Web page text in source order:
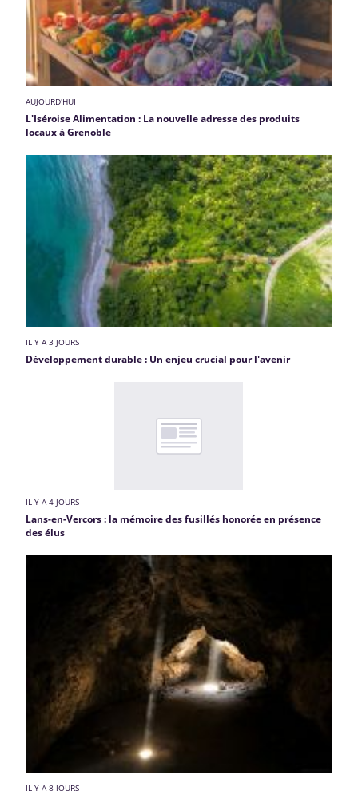
AUJOURD'HUI
L'Iséroise Alimentation : La nouvelle adresse des produits
locaux à Grenoble
IL Y A 3 JOURS
Développement durable : Un enjeu crucial pour l'avenir
IL Y A 4 JOURS
Lans-en-Vercors : la mémoire des fusillés honorée en présence
des élus
IL Y A 8 JOURS